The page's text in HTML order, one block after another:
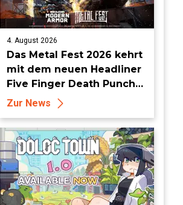
4. August 2026
Das Metal Fest 2026 kehrt
mit dem neuen Headliner
Five Finger Death Punch
zu World of Tanks Modern
Armor zurück
Zur News